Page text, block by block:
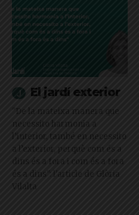
El jardí exterior
"De la mateixa manera que
necessito harmonia a
l’interior, també en necessito
a l’exterior, perquè com és a
dins és a fora i com és a fora
és a dins": l'article de Glòria
Vilalta